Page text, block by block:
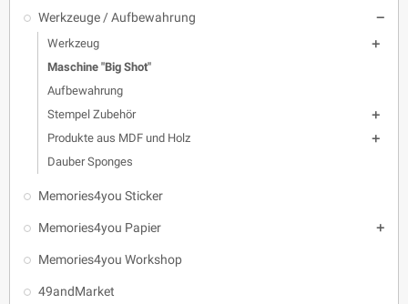
Werkzeuge / Aufbewahrung 
Werkzeug 
Maschine "Big Shot"
Aufbewahrung
Stempel Zubehör

Produkte aus MDF und Holz 
Dauber Sponges
Memories4you Sticker
Memories4you Papier 
Memories4you Workshop
49andMarket